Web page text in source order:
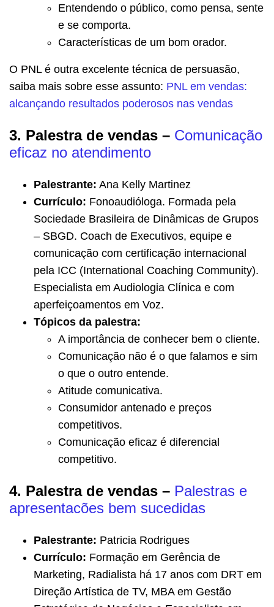
Entendendo o público, como pensa, sente
e se comporta.
Características de um bom orador.
O PNL é outra excelente técnica de persuasão,
saiba mais sobre esse assunto: PNL em vendas:
alcançando resultados poderosos nas vendas
3. Palestra de vendas – Comunicação
eficaz no atendimento
Palestrante: Ana Kelly Martinez
Currículo: Fonoaudióloga. Formada pela
Sociedade Brasileira de Dinâmicas de Grupos
– SBGD. Coach de Executivos, equipe e
comunicação com certificação internacional
pela ICC (International Coaching Community).
Especialista em Audiologia Clínica e com
aperfeiçoamentos em Voz.
Tópicos da palestra:
A importância de conhecer bem o cliente.
Comunicação não é o que falamos e sim
o que o outro entende.
Atitude comunicativa.
Consumidor antenado e preços
competitivos.
Comunicação eficaz é diferencial
competitivo.
4. Palestra de vendas – Palestras e
apresentacões bem sucedidas
Palestrante: Patricia Rodrigues
Currículo: Formação em Gerência de
Marketing, Radialista há 17 anos com DRT em
Direção Artística de TV, MBA em Gestão